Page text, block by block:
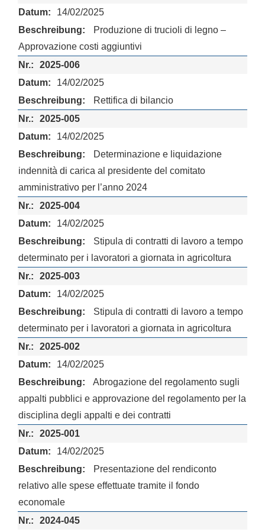
14/02/2025
Produzione di trucioli di legno –
Approvazione costi aggiuntivi
2025-006
14/02/2025
Rettifica di bilancio
2025-005
14/02/2025
Determinazione e liquidazione
indennità di carica al presidente del comitato
amministrativo per l’anno 2024
2025-004
14/02/2025
Stipula di contratti di lavoro a tempo
determinato per i lavoratori a giornata in agricoltura
2025-003
14/02/2025
Stipula di contratti di lavoro a tempo
determinato per i lavoratori a giornata in agricoltura
2025-002
14/02/2025
Abrogazione del regolamento sugli
appalti pubblici e approvazione del regolamento per la
disciplina degli appalti e dei contratti
2025-001
14/02/2025
Presentazione del rendiconto
relativo alle spese effettuate tramite il fondo
economale
2024-045